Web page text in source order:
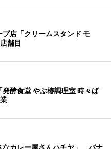
店「クリームスタンド モ
舗目
酵食堂 やぶ椿調理室 時々ぱ